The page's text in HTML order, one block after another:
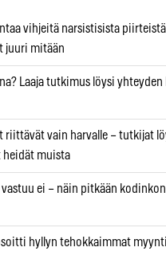
vihjeitä narsistisista
juuri mitään
Laaja tutkimus löysi
riittävät vain harvalle – tutkijat
heidät muista
ei – näin pitkään
hyllyn tehokkaimmat